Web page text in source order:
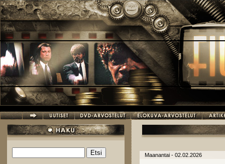
Hyppää pääsisältöön
Hakulomake Maanantai - 02.02.2026